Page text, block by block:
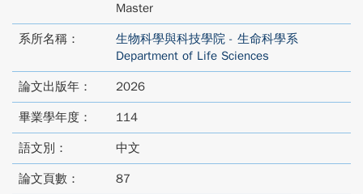
Master
系所名稱：
生物科學與科技學院 - 生命科學系
Department of Life Sciences
論文出版年： 2026
畢業學年度： 114
語文別： 中文
論文頁數： 87